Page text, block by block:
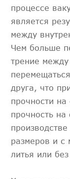
процессе
является
между
Чем больше
трение
друга, что
прочности
прочность на
размеров и с
литья или без